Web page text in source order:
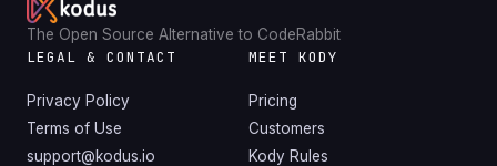
The Open Source Alternative to CodeRabbit
LEGAL & CONTACT
Privacy Policy
Terms of Use
support@kodus.io
MEET KODY
Pricing
Customers
Kody Rules